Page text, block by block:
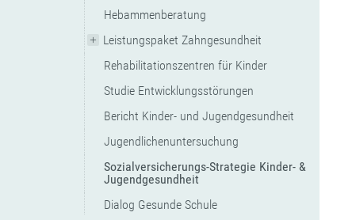
Hebammenberatung
Leistungspaket Zahngesundheit
Rehabilitationszentren für Kinder
Studie Entwicklungsstörungen
Bericht Kinder- und Jugendgesundheit
Jugendlichenuntersuchung
Sozialversicherungs-Strategie Kinder- &
Jugendgesundheit
Dialog Gesunde Schule